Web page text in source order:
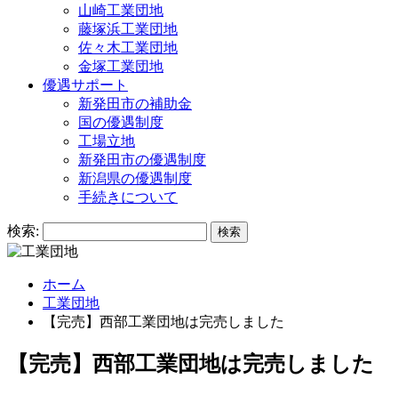
山崎工業団地
藤塚浜工業団地
佐々木工業団地
金塚工業団地
優遇サポート
新発田市の補助金
国の優遇制度
工場立地
新発田市の優遇制度
新潟県の優遇制度
手続きについて
検索:
ホーム
工業団地
【完売】西部工業団地は完売しました
【完売】西部工業団地は完売しました